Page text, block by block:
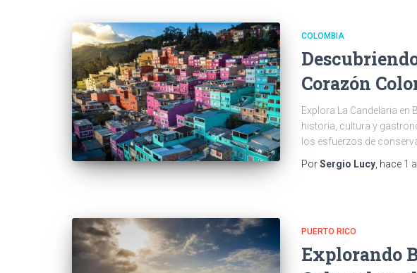
COLOMBIA
Corazón
Explora La Candelaria
historia, cultura y
los esfuerzos de
PorSergio Lucy , hace 1
PUERTO RICO
Explorando